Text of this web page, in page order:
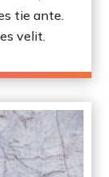
tie ante.
velit.